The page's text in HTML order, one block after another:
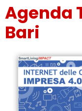
Agenda
Bari